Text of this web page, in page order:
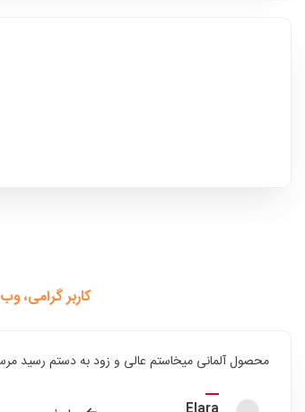
کاربر
محصول آلمانی میخاستم عالی و زود به دستم رسید